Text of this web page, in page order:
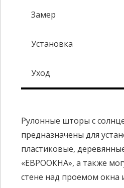
Замер
Установка
Уход
Рулонные шторы с
предназначены для
пластиковые,
«ЕВРООКНА», а также
стене над проемом окна